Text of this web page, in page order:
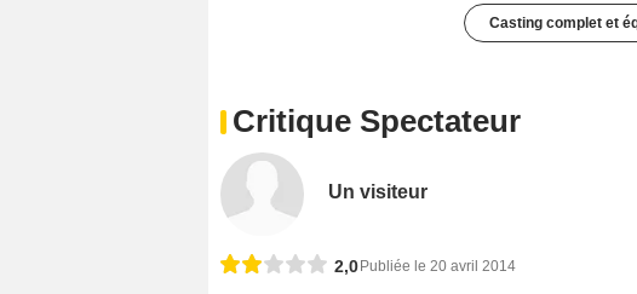
Casting complet et
Critique Spectateur
Un visiteur
2,0 Publiée le 20 avril 2014